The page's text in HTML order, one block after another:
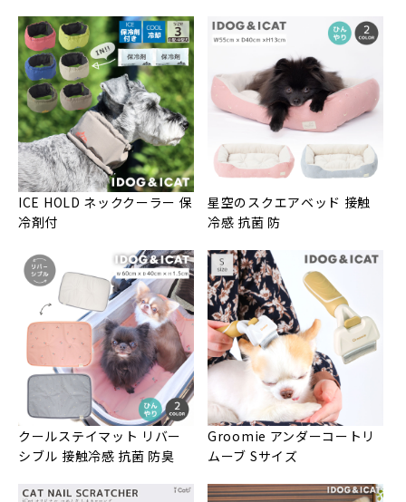
ICE HOLD ネッククーラー 保
冷剤付
星空のスクエアベッド 接触
冷感 抗菌 防
クールステイマット リバー
シブル 接触冷感 抗菌 防臭
Groomie アンダーコートリ
ムーブ Sサイズ